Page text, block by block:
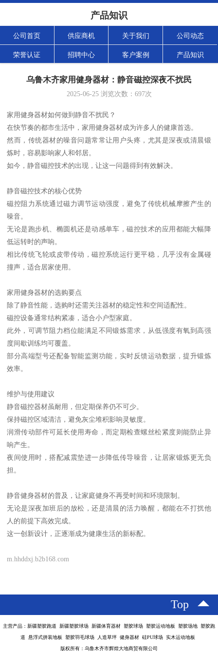
产品知识
公司首页 供应商机 关于我们 公司动态
荣誉认证 招聘中心 客户案例 产品知识
乌鲁木齐家用健身器材：静音磁控深夜不扰民
2025-06-25浏览次数： 697次
家用健身器材如何做到静音不扰民？
在快节奏的都市生活中，家用健身器材成为许多人的健康首选。
然而，传统器材的噪音问题常常让用户头疼，尤其是深夜或清晨锻
炼时，容易影响家人和邻居。
如今，静音磁控技术的出现，让这一问题得到有效解决。
静音磁控技术的核心优势
磁控阻力系统通过磁力调节运动强度，避免了传统机械摩擦产生的
噪音。
无论是跑步机、椭圆机还是动感单车，磁控技术的应用都能大幅降
低运转时的声响。
相比传统飞轮或皮带传动，磁控系统运行更平稳，几乎没有金属碰
撞声，适合居家使用。
家用健身器材的选购要点
除了静音性能，选购时还需关注器材的稳定性和空间适配性。
磁控设备通常结构紧凑，适合小户型家庭。
此外，可调节阻力档位能满足不同锻炼需求，从低强度有氧到高强
度间歇训练均可覆盖。
部分高端型号还配备智能监测功能，实时反馈运动数据，提升锻炼
效率。
维护与使用建议
静音磁控器材虽耐用，但定期保养仍不可少。
保持磁控区域清洁，避免灰尘堆积影响灵敏度。
润滑传动部件可延长使用寿命，而定期检查螺丝松紧度则能防止异
响产生。
夜间使用时，搭配减震垫进一步降低传导噪音，让居家锻炼更无负
担。
静音健身器材的普及，让家庭健身不再受时间和环境限制。
无论是深夜加班后的放松，还是清晨的活力唤醒，都能在不打扰他
人的前提下高效完成。
这一创新设计，正逐渐成为健康生活的新标配。
m.hhddxj.b2b168.com
Top
主营产品：新疆塑胶跑道 新疆塑胶球场 新疆体育器材 塑胶球场 塑胶运动地板 塑胶场地 塑胶跑
道 悬浮式拼装地板 塑胶羽毛球场 人造草坪 健身器材 硅PU球场 实木运动地板
版权所有：乌鲁木齐市辉煌大地商贸有限公司